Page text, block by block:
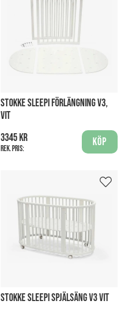
STOKKE SLEEPI FÖRLÄNGNING V3,
VIT
3345 kr
Rek. pris:
Köp
STOKKE SLEEPI SPJÄLSÄNG V3 VIT